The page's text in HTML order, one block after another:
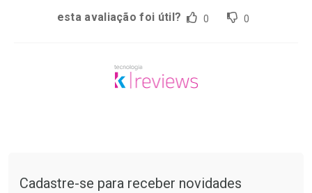
esta avaliação foi útil? 0 0
Cadastre-se para receber novidades